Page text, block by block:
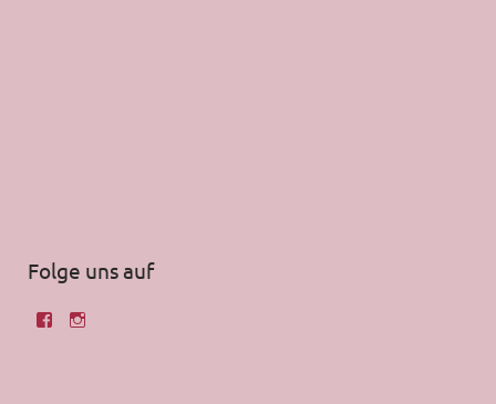
Folge uns auf